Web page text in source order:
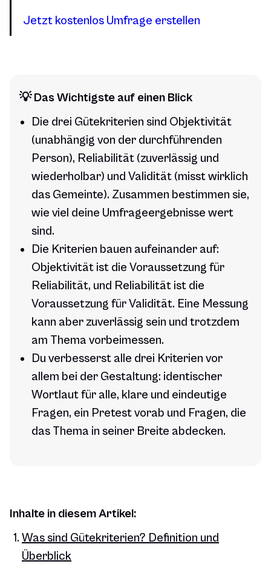
Jetzt kostenlos Umfrage erstellen
💡 Das Wichtigste auf einen Blick
Die drei Gütekriterien sind Objektivität
(unabhängig von der durchführenden
Person), Reliabilität (zuverlässig und
wiederholbar) und Validität (misst wirklich
das Gemeinte). Zusammen bestimmen sie,
wie viel deine Umfrageergebnisse wert
sind.
Die Kriterien bauen aufeinander auf:
Objektivität ist die Voraussetzung für
Reliabilität, und Reliabilität ist die
Voraussetzung für Validität. Eine Messung
kann aber zuverlässig sein und trotzdem
am Thema vorbeimessen.
Du verbesserst alle drei Kriterien vor
allem bei der Gestaltung: identischer
Wortlaut für alle, klare und eindeutige
Fragen, ein Pretest vorab und Fragen, die
das Thema in seiner Breite abdecken.
Inhalte in diesem Artikel:
Was sind Gütekriterien? Definition und
Überblick